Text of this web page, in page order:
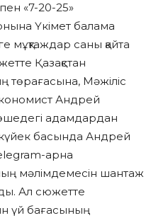
«7-20-25»
Үкімет балама
мұқтаждар саны қайта
Қазақстан
төрағасына, Мәжіліс
Андрей
адамдардан
басында Андрей
арна
мәлімдемесін шантаж
Ал сюжетте
үй бағасының